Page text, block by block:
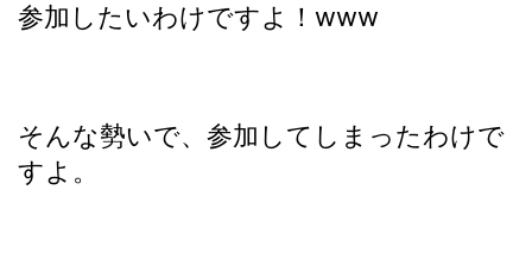
参加したいわけですよ！www
そんな勢いで、参加してしまったわけで
すよ。